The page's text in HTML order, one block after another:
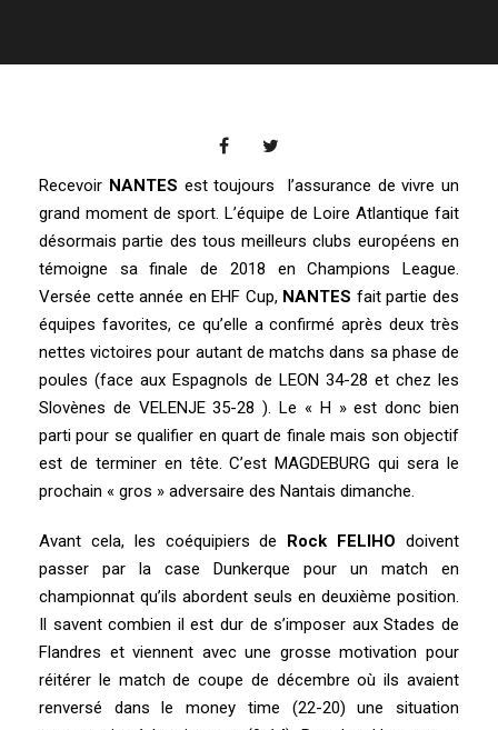
Recevoir NANTES est toujours l’assurance de vivre un
grand moment de sport. L’équipe de Loire Atlantique fait
désormais partie des tous meilleurs clubs européens en
témoigne sa finale de 2018 en Champions League.
Versée cette année en EHF Cup, NANTES fait partie des
équipes favorites, ce qu’elle a confirmé après deux très
nettes victoires pour autant de matchs dans sa phase de
poules (face aux Espagnols de LEON 34-28 et chez les
Slovènes de VELENJE 35-28 ). Le « H » est donc bien
parti pour se qualifier en quart de finale mais son objectif
est de terminer en tête. C’est MAGDEBURG qui sera le
prochain « gros » adversaire des Nantais dimanche.
Avant cela, les coéquipiers de Rock FELIHO doivent
passer par la case Dunkerque pour un match en
championnat qu’ils abordent seuls en deuxième position.
Il savent combien il est dur de s’imposer aux Stades de
Flandres et viennent avec une grosse motivation pour
réitérer le match de coupe de décembre où ils avaient
renversé dans le money time (22-20) une situation